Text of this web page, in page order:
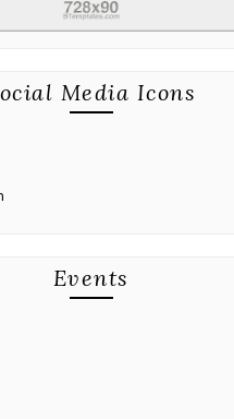
Media Icons
Events